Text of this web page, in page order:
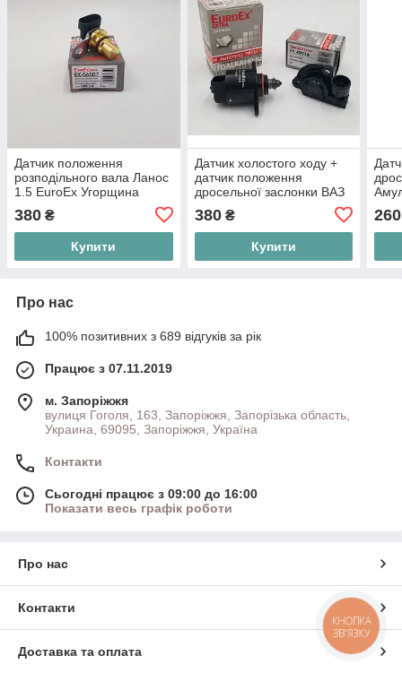
Датчик положення
розподільного вала Ланос
1.5 EuroEx Угорщина
380 ₴
Купити
Датчик холостого ходу +
датчик положення
дросельної заслонки ВАЗ
2110-12 EuroEx Угорщина
2112-1148200
380₴
Купити
260
Про нас
100% позитивних з 689 відгуків за рік
Працює з 07.11.2019
м. Запоріжжя
вулиця Гоголя, 163, Запоріжжя, Запорізька область,
Украина, 69095, Запоріжжя, Україна
Контакти
Сьогодні працює з 09:00 до 16:00
Показати весь графік роботи
Про нас
Контакти
Доставка та оплата
КНОПКА
ЗВ'ЯЗКУ